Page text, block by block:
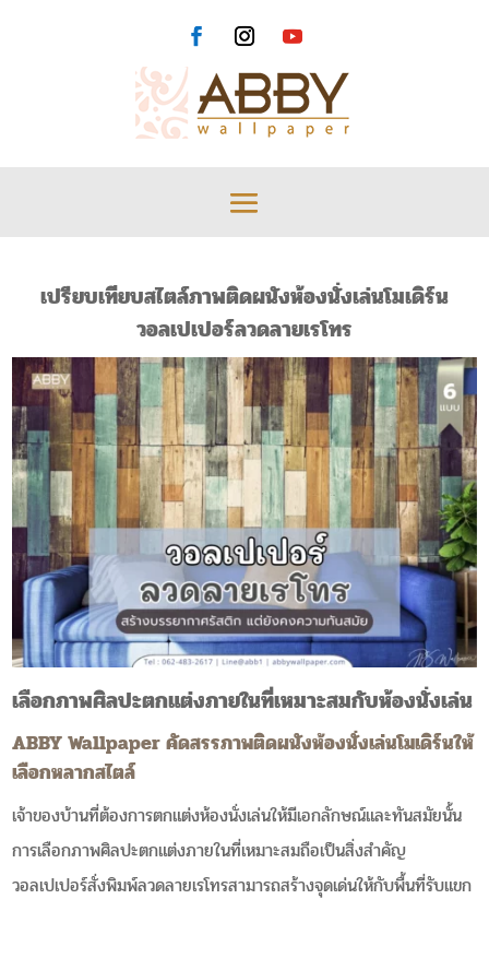
เปรียบเทียบสไตล์ภาพติดผนังห้องนั่งเล่นโมเดิร์น
วอลเปเปอร์ลวดลายเรโทร
เลือกภาพศิลปะตกแต่งภายในที่เหมาะสมกับห้องนั่งเล่น
ABBY Wallpaper คัดสรรภาพติดผนังห้องนั่งเล่นโมเดิร์นให้
เลือกหลากสไตล์
เจ้าของบ้านที่ต้องการตกแต่งห้องนั่งเล่นให้มีเอกลักษณ์และทันสมัยนั้น
การเลือกภาพศิลปะตกแต่งภายในที่เหมาะสมถือเป็นสิ่งสำคัญ
วอลเปเปอร์สั่งพิมพ์ลวดลายเรโทรสามารถสร้างจุดเด่นให้กับพื้นที่รับแขก